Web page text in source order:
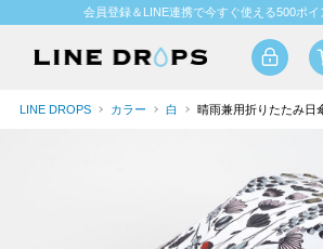
会員登録＆LINE連携で今すぐ使える500ポイ
LINE DROPS カラー 白 晴雨兼用折りたたみ日